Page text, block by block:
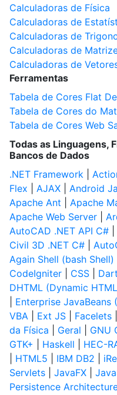
Calculadoras de Física
Calculadoras de
Calculadoras de
Calculadoras de
Calculadoras de
Ferramentas
Tabela de Cores Flat
Tabela de Cores do
Tabela de Cores Web
Todas as Linguagens,
Bancos de Dados
.NET Framework
Flex
AJAX Android
Apache Ant
Apache
Apache Web Server
AutoCAD .NET API C#
Civil 3D .NET C#
Again Shell (bash Shell)
CodeIgniter
CSS Dart
DHTML (Dynamic
Enterprise JavaBeans
VBA
Ext JS Facelets
da Física
Geral GNU
GTK+
Haskell HEC-
HTML5 IBM DB2
Servlets
JavaFX
Persistence